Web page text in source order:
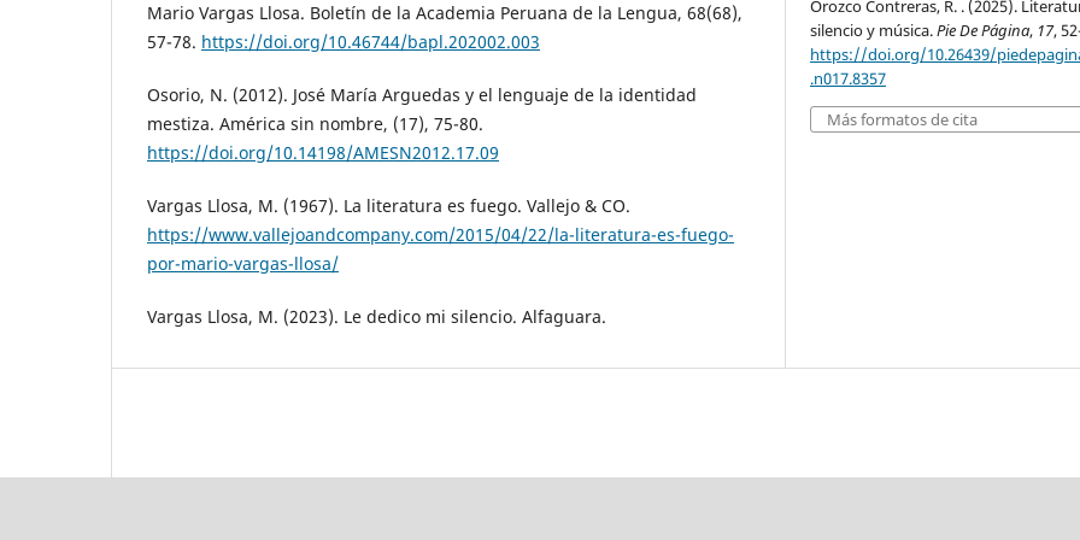
Mario Vargas Llosa. Boletín de la Academia Peruana de la Lengua, 68(68),
57-78. https://doi.org/10.46744/bapl.202002.003
Osorio, N. (2012). José María Arguedas y el lenguaje de la identidad
mestiza. América sin nombre, (17), 75-80.
https://doi.org/10.14198/AMESN2012.17.09
Vargas Llosa, M. (1967). La literatura es fuego. Vallejo & CO.
https://www.vallejoandcompany.com/2015/04/22/la-literatura-es-fuego-
por-mario-vargas-llosa/
Vargas Llosa, M. (2023). Le dedico mi silencio. Alfaguara.
Orozco Contreras, R. . (2025).
silencio y música.Pie De Página, 17,
https://doi.org/10.26439/
.n017.8357
Más formatos de cita